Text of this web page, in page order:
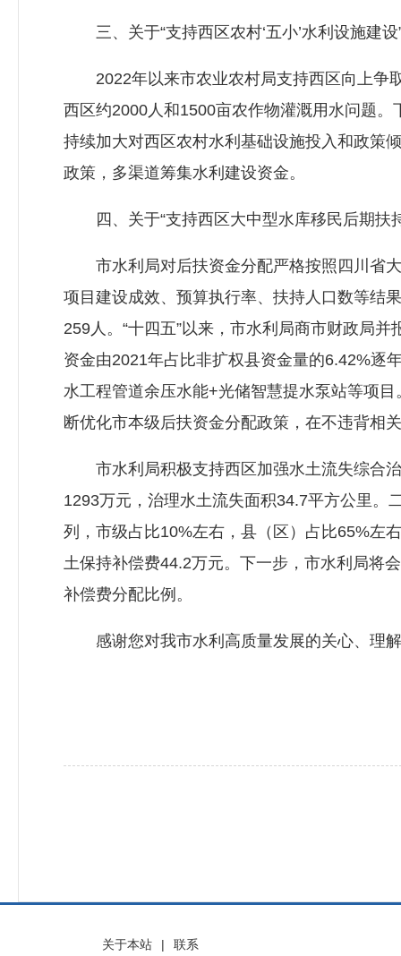
三、关于“支持西区农村‘五小’水利设施建设
2022年以来市农业农村局支持西区向上争取
西区约2000人和1500亩农作物灌溉用水问题
持续加大对西区农村水利基础设施投入和政策
政策，多渠道筹集水利建设资金。
四、关于“支持西区大中型水库移民后期扶
市水利局对后扶资金分配严格按照四川省大
项目建设成效、预算执行率、扶持人口数等结
259人。“十四五”以来，市水利局商市财政局
资金由2021年占比非扩权县资金量的6.42%逐
水工程管道余压水能+光储智慧提水泵站等项
断优化市本级后扶资金分配政策，在不违背相
市水利局积极支持西区加强水土流失综合治
1293万元，治理水土流失面积34.7平方公里。
列，市级占比10%左右，县（区）占比65%左
土保持补偿费44.2万元。下一步，市水利局将
补偿费分配比例。
感谢您对我市水利高质量发展的关心、理解
关于本站 | 联系